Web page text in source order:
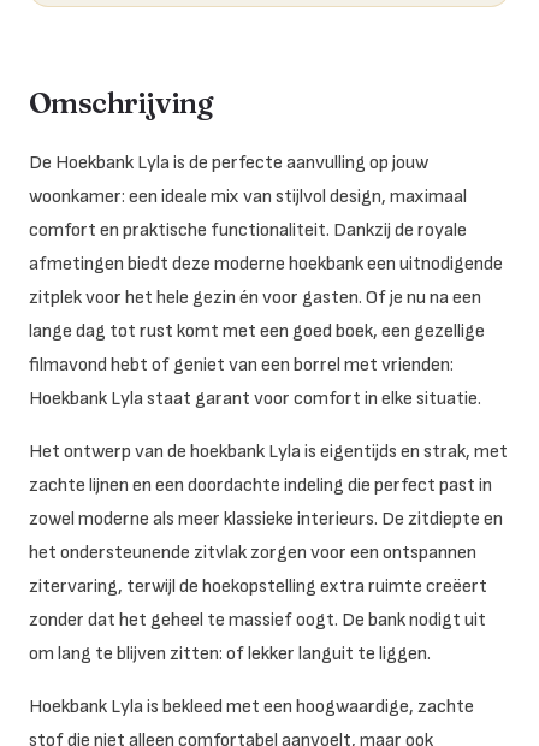
Omschrijving
De Hoekbank Lyla is de perfecte aanvulling op jouw
woonkamer: een ideale mix van stijlvol design, maximaal
comfort en praktische functionaliteit. Dankzij de royale
afmetingen biedt deze moderne hoekbank een uitnodigende
zitplek voor het hele gezin én voor gasten. Of je nu na een
lange dag tot rust komt met een goed boek, een gezellige
filmavond hebt of geniet van een borrel met vrienden:
Hoekbank Lyla staat garant voor comfort in elke situatie.
Het ontwerp van de hoekbank Lyla is eigentijds en strak, met
zachte lijnen en een doordachte indeling die perfect past in
zowel moderne als meer klassieke interieurs. De zitdiepte en
het ondersteunende zitvlak zorgen voor een ontspannen
zitervaring, terwijl de hoekopstelling extra ruimte creëert
zonder dat het geheel te massief oogt. De bank nodigt uit
om lang te blijven zitten: of lekker languit te liggen.
Hoekbank Lyla is bekleed met een hoogwaardige, zachte
stof die niet alleen comfortabel aanvoelt, maar ook